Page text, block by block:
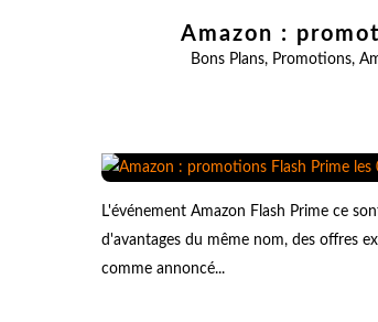
Amazon :
Bons Plans, Promotions,
L'événement Amazon Flash Prime ce
d'avantages du même nom, des offres
comme annoncé...